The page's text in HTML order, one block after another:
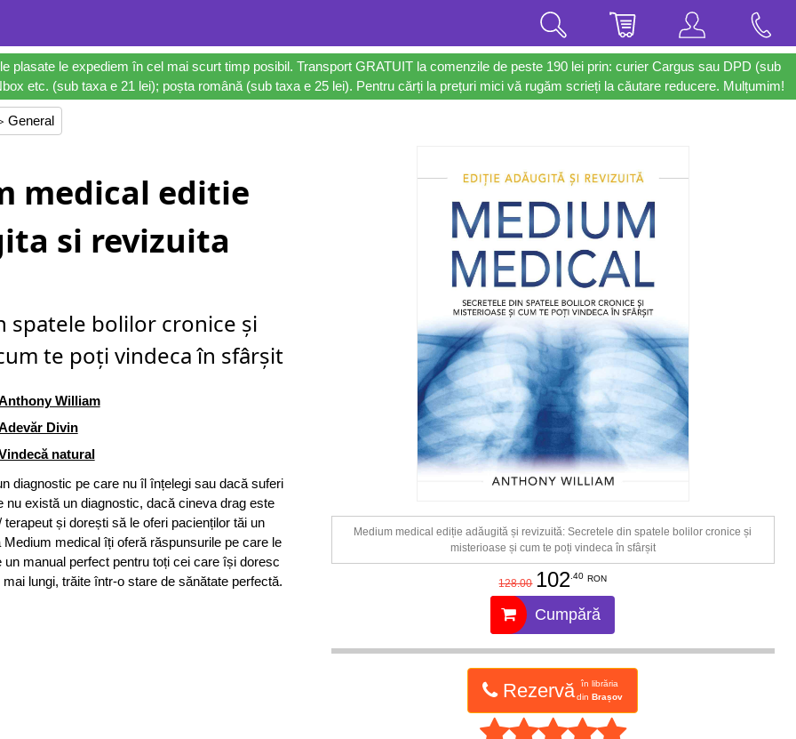
plasate le expediem în cel mai scurt timp posibil. Transport GRATUIT la comenzile de peste 190 lei prin: curier Cargus sau DPD (sub
etc. (sub taxa e 21 lei); poșta română (sub taxa e 25 lei). Pentru cărți la prețuri mici vă rugăm scrieți la căutare reducere. Mulțumim!
General
medical editie
si revizuita
spatele bolilor cronice și
te poți vindeca în sfârșit
William
Divin
natural
diagnostic pe care nu îl înțelegi sau dacă suferi
nu există un diagnostic, dacă cineva drag este
și dorești să le oferi pacienților tăi un
medical îți oferă răspunsurile pe care le
manual perfect pentru toți cei care își doresc
lungi, trăite într-o stare de sănătate perfectă.
Medium medical ediție adăugită și revizuită: Secretele din spatele bolilor cronice și
misterioase și cum te poți vindeca în sfârșit
128.00 102 .40 RON
Cumpără
Rezervă
în librăria
dinBrașov